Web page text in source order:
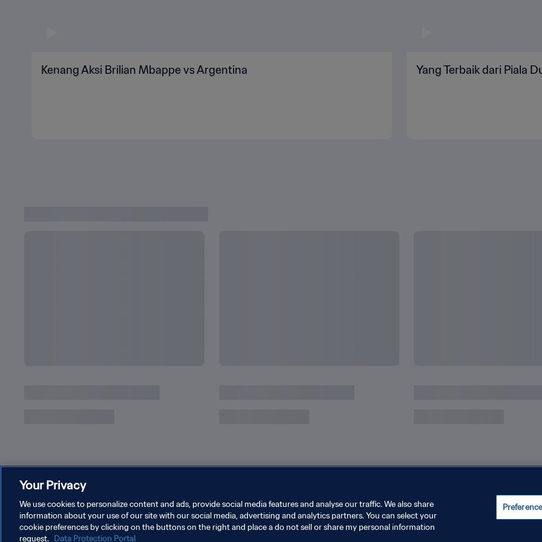
Kenang Aksi Brilian Mbappe vs Argentina Yang Terbaik dari Piala
Your Privacy
We use cookies to personalize content and ads, provide social media features and analyse our traffic. We also share
information about your use of our site with our social media, advertising and analytics partners. You can select your
cookie preferences by clicking on the buttons on the right and place a do not sell or share my personal information
request. Data Protection Portal